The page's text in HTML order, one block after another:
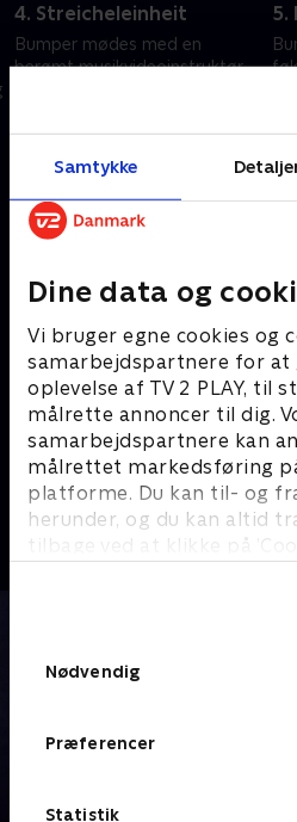
Samtykke
Dine data og
Vi bruger egne cookies og
samarbejdspartnere for at
oplevelse af TV 2 PLAY, til
målrette annoncer til dig.
samarbejdspartnere kan
målrettet markedsføring
platforme. Du kan til- og
herunder, og du kan altid
tilbage ved at klikke på
Nødvendig
Præferencer
Statistik
4. Streicheleinheit
Bumper mødes med en
berømt musikvideoinstruktør,
5.
Andre så også
Robssons (dansk tale)
Komedie • 1 sæsoner